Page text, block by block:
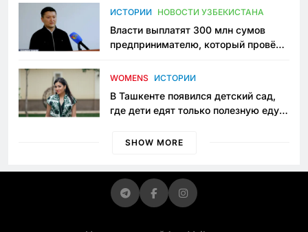
пространство
ИСТОРИИ НОВОСТИ УЗБЕКИСТАНА
Власти выплатят 300 млн сумов
предпринимателю, который провёл
приговору
WOMENS ИСТОРИИ
В Ташкенте появился детский сад,
где дети едят только полезную еду.
просить «кашу без сахара»
SHOW MORE